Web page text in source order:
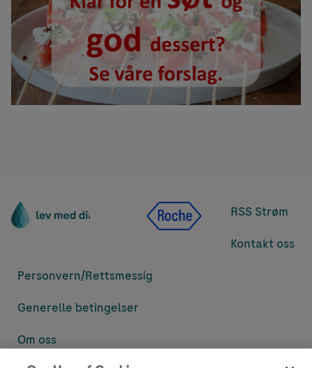
RSS Strøm
Kontakt oss
Personvern/Rettsmessig
Generelle betingelser
Om oss